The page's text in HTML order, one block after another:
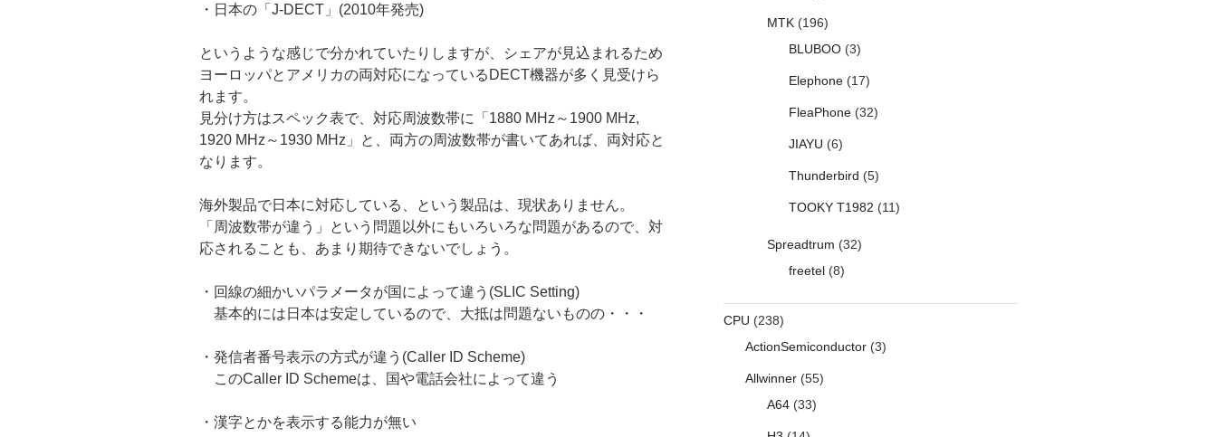
・日本の「J-DECT」(2010年発売)
というような感じで分かれていたりしますが、シェアが見込まれるため
ヨーロッパとアメリカの両対応になっているDECT機器が多く見受けら
れます。
見分け方はスペック表で、対応周波数帯に「1880 MHz～1900 MHz,
1920 MHz～1930 MHz」と、両方の周波数帯が書いてあれば、両対応と
なります。
海外製品で日本に対応している、という製品は、現状ありません。
「周波数帯が違う」という問題以外にもいろいろな問題があるので、対
応されることも、あまり期待できないでしょう。
・回線の細かいパラメータが国によって違う(SLIC Setting)
基本的には日本は安定しているので、大抵は問題ないものの・・・
・発信者番号表示の方式が違う(Caller ID Scheme)
このCaller ID Schemeは、国や電話会社によって違う
・漢字とかを表示する能力が無い
MTK(196)
BLUBOO(3)
Elephone(17)
FleaPhone(32)
JIAYU (6)
Thunderbird (5)
TOOKY T1982 (11)
Spreadtrum (32)
freetel(8)
CPU (238)
ActionSemiconductor(3)
Allwinner(55)
A64(33)